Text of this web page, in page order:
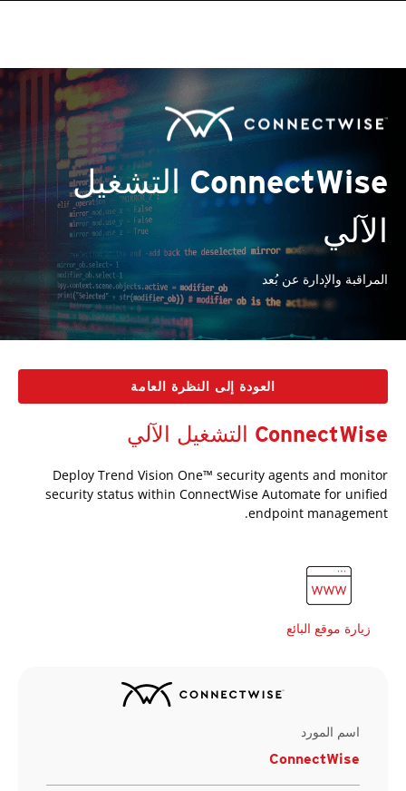
ConnectWise التشغيل
الآلي
المراقبة والإدارة عن بُعد
العودة إلى النظرة العامة
ConnectWise التشغيل الآلي
Deploy Trend Vision One™ security agents and monitor
security status within ConnectWise Automate for unified
endpoint management.
زيارة موقع البائع
اسم المورد
ConnectWise